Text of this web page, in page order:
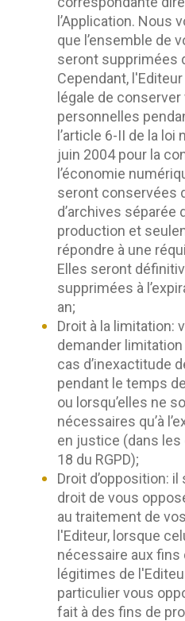
l’Application. Nous
que l’ensemble de
seront supprimées
Cependant, l'Editeur
légale de
personnelles
l’article 6-II de la loi
juin 2004 pour la
l’économie
seront conservées
d’archives séparée
production et
répondre à une
Elles seront
supprimées à
an;
Droit à la limitation:
demander
cas d’inexactitude
pendant le temps
ou lorsqu’elles ne
nécessaires qu’à
en justice (dans les
18 du RGPD);
Droit d’opposition: il
droit de vous
au traitement de
l'Editeur, lorsque
nécessaire aux
légitimes de
particulier vous
fait à des fins de